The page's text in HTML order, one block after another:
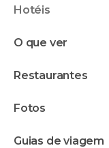
hotéis
o que ver
restaurantes
fotos
guias de viagem